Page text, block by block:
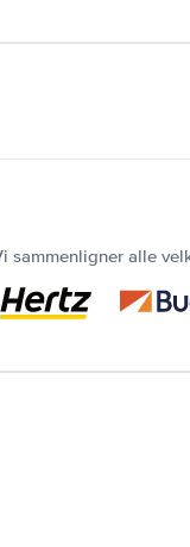
sammenligner alle